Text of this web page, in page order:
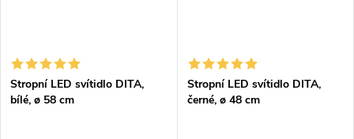
Stropní LED svítidlo DITA,
bílé, ø 58 cm
Stropní LED svítidlo DITA,
černé, ø 48 cm